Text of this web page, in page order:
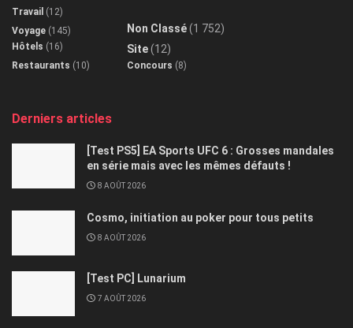
Travail (12)
Voyage (145)
Hôtels (16)
Restaurants (10)
Non Classé(1 752)
Site(12)
Concours (8)
Derniers articles
[Test PS5] EA Sports UFC 6 : Grosses mandales
en série mais avec les mêmes défauts !
8 AOÛT 2026
Cosmo, initiation au poker pour tous petits
8 AOÛT 2026
[Test PC] Lunarium
7 AOÛT 2026